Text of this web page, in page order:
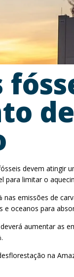
devem atingir
para limitar o
emissões de
oceanos para
aumentar as
na